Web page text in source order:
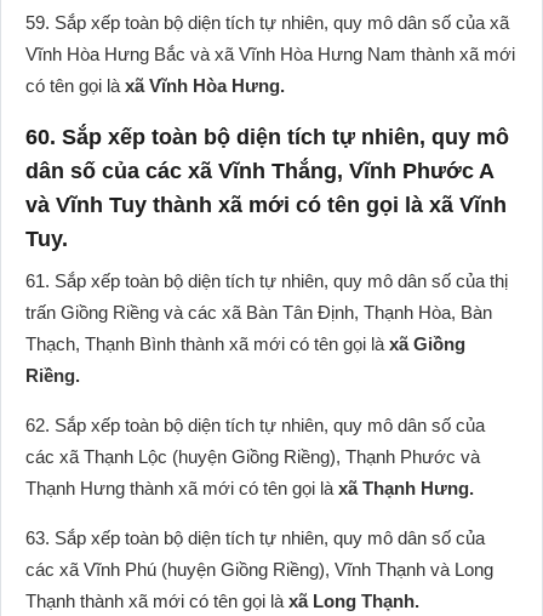
59. Sắp xếp toàn bộ diện tích tự nhiên, quy mô dân số của xã
Vĩnh Hòa Hưng Bắc và xã Vĩnh Hòa Hưng Nam thành xã mới
có tên gọi là xã Vĩnh Hòa Hưng.
60. Sắp xếp toàn bộ diện tích tự nhiên, quy mô
dân số của các xã Vĩnh Thắng, Vĩnh Phước A
và Vĩnh Tuy thành xã mới có tên gọi là xã Vĩnh
Tuy.
61. Sắp xếp toàn bộ diện tích tự nhiên, quy mô dân số của thị
trấn Giồng Riềng và các xã Bàn Tân Định, Thạnh Hòa, Bàn
Thạch, Thạnh Bình thành xã mới có tên gọi là xã Giồng
Riềng.
62. Sắp xếp toàn bộ diện tích tự nhiên, quy mô dân số của
các xã Thạnh Lộc (huyện Giồng Riềng), Thạnh Phước và
Thạnh Hưng thành xã mới có tên gọi là xã Thạnh Hưng.
63. Sắp xếp toàn bộ diện tích tự nhiên, quy mô dân số của
các xã Vĩnh Phú (huyện Giồng Riềng), Vĩnh Thạnh và Long
Thạnh thành xã mới có tên gọi là xã Long Thạnh.